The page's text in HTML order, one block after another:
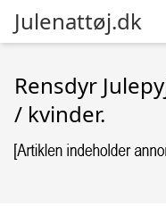
Julenattøj.dk
Rensdyr
/ kvinder.